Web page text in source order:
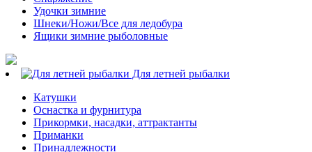
Удочки зимние
Шнеки/Ножи/Все для ледобура
Ящики зимние рыболовные
Для летней рыбалки
Катушки
Оснастка и фурнитура
Прикормки, насадки, аттрактанты
Приманки
Принадлежности